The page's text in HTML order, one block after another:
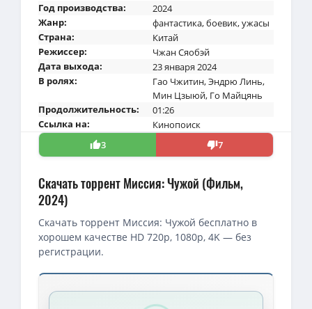
Год производства:
2024
Жанр:
фантастика,боевик,ужасы
Страна:
Китай
Режиссер:
Чжан Сяобэй
Дата выхода:
23 января 2024
В ролях:
Гао Чжитин,Эндрю Линь,
Мин Цзыюй, Го Майцянь
Продолжительность:
01:26
Ссылка на:
Кинопоиск
3
7
Скачать торрент Миссия: Чужой (Фильм,
2024)
Скачать торрент Миссия: Чужой бесплатно в
хорошем качестве HD 720p, 1080p, 4K — без
регистрации.
Скачать торрент — Миссия: Чужой / Xing men shen yuan (2024)
1080p — Миссия: Чужой / Xing men shen yuan / Star Abyss